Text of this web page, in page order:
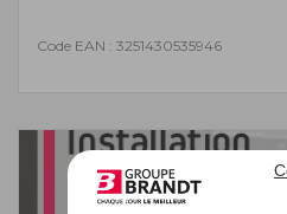
Code EAN : 3251430535946